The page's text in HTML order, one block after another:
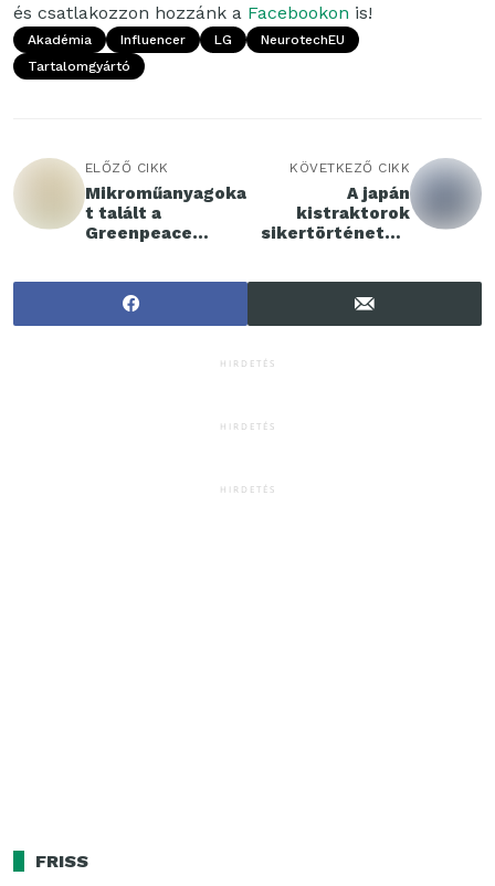
és csatlakozzon hozzánk a Facebookon is!
Akadémia Influencer LG
NeurotechEU
Tartalomgyártó
ELŐZŐ CIKK
Mikroműanyagoka
t talált a
Greenpeace
KÖVETKEZŐ CIKK
A japán
kistraktorok
sikertörténete a
HIRDETÉS
HIRDETÉS
HIRDETÉS
FRISS